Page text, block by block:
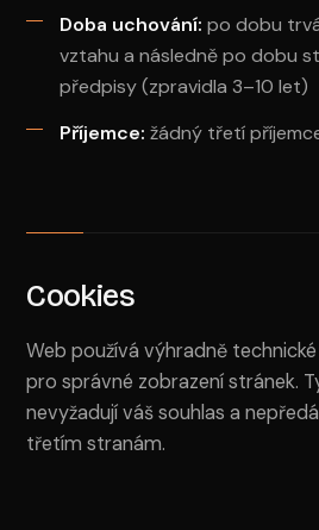
Doba uchování: po dobu
vztahu a následně po dobu
předpisy (zpravidla 3–10 let)
Příjemce: žádný třetí
Cookies
Web používá výhradně
pro správné zobrazení stránek.
nevyžadují váš souhlas a
třetím stranám.